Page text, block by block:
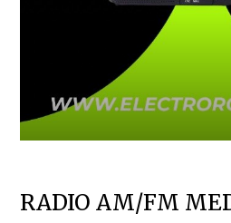
RADIO AM/FM